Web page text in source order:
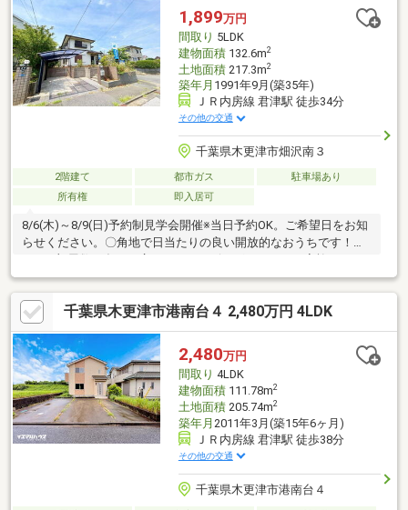
条件に合わせて、適切に対応●返品できない大切な買物は後悔無
い物件探しを寄り添う約束
1,899万円
間取り 5LDK
建物面積132.6m2
土地面積217.3m2
築年月 1991年9月(築35年)
ＪＲ内房線 君津駅 徒歩34分
その他の交通
千葉県木更津市畑沢南３
2階建て 都市ガス
駐車場あり
所有権
即入居可
8/6(木)～8/9(日)予約制見学会開催※当日予約OK。ご希望日をお知
らせください。〇角地で日当たりの良い開放的なおうちです！５
すめのおうちです！〇主要沿線はJR内房線をご利用いただけま
す！駅の近くには大型商業施設や総合病院なども備わっており、
生活に充実したエリアです！〇周辺環境・ミニストップ木更津畑
沢南店様まで約750m（徒歩約11分）・葵スーパー畑沢マーケット
様まで約1100m（徒歩16分/車約4分）・木更津市立畑沢小学校ま
で約1000ｍ（徒歩約15分）・木更津市立畑沢中学校まで約1000ｍ
（徒歩約15分）
千葉県木更津市港南台４ 2,480万円 4LDK
2,480万円
間取り 4LDK
建物面積111.78m2
土地面積205.74m2
築年月 2011年3月(築15年6ヶ月)
ＪＲ内房線 君津駅 徒歩38分
その他の交通
千葉県木更津市港南台４